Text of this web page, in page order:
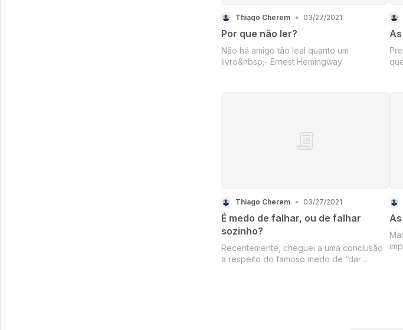
Thiago Cherem • 03/27/2021
Por que não ler?
Não há amigo tão leal quanto um
livro&nbsp;- Ernest Hemingway
Thiago Cherem • 03/27/2021
É medo de falhar, ou de falhar
sozinho?
Recentemente, cheguei a uma conclusão
a respeito do famoso medo de “dar